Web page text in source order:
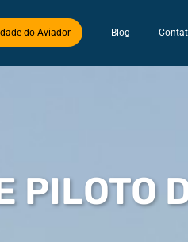
do Aviador Blog
PILOTO